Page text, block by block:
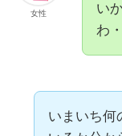
女性
い
わ
いまいち何